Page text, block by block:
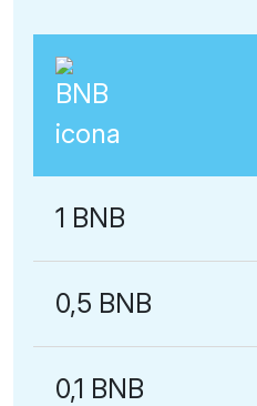
1 BNB
0,5 BNB
0,1 BNB